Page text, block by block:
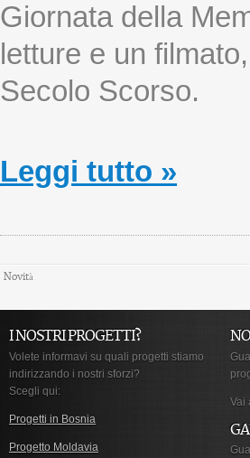
Giornata della
letture e un
Secolo Scorso.
Leggi tutto »
Novità
I NOSTRI PROGETTI?
Volete informavi su quali progetti stiamo
indirizzando i nostri sforzi?
Scegli qui:
Progetti in Bosnia
Progetto Moldavia
Vai